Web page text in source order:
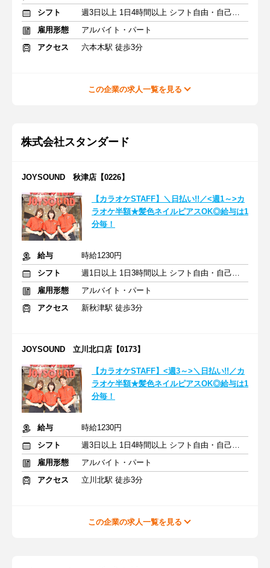
シフト
週3日以上 1日4時間以上 シフト自由・自己申告
雇用形態
アルバイト・パート
アクセス
六本木駅 徒歩3分
この企業の求人一覧を見る
株式会社スタンダード
JOYSOUND 秋津店【0226】
【カラオケSTAFF】＼日払い!!／<週1～>カ
ラオケ半額★髪色ネイルピアスOK◎給与は1
分毎！
給与
時給1230円
シフト
週1日以上 1日3時間以上 シフト自由・自己申告
雇用形態
アルバイト・パート
アクセス
新秋津駅 徒歩3分
JOYSOUND 立川北口店【0173】
【カラオケSTAFF】<週3～>＼日払い!!／カ
ラオケ半額★髪色ネイルピアスOK◎給与は1
分毎！
給与
時給1230円
シフト
週3日以上 1日4時間以上 シフト自由・自己申告
雇用形態
アルバイト・パート
アクセス
立川北駅 徒歩3分
この企業の求人一覧を見る